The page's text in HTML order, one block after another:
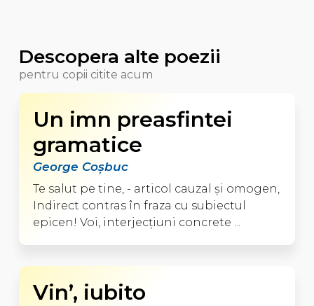
Descopera alte poezii
pentru copii citite acum
Un imn preasfintei
gramatice
George Coşbuc
Te salut pe tine, - articol cauzal şi omogen,
Indirect contras în fraza cu subiectul
epicen! Voi, interjecţiuni concrete ...
Vin’, iubito